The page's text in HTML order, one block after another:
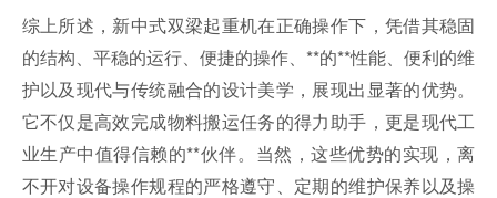
综上所述，新中式双梁起重机在正确操作下，凭借其稳固
的结构、平稳的运行、便捷的操作、**的**性能、便利的维
护以及现代与传统融合的设计美学，展现出显著的优势。
它不仅是高效完成物料搬运任务的得力助手，更是现代工
业生产中值得信赖的**伙伴。当然，这些优势的实现，离
不开对设备操作规程的严格遵守、定期的维护保养以及操